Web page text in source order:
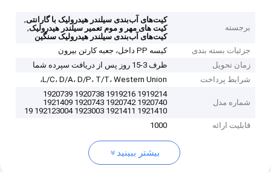
برجسته
کیت‌های آب‌بندی سیلندر هیدرولیک با گارانتی,
کیت های مهر و موم تعمیر سیلندر هیدرولیک,
کیت‌های آب‌بندی سیلندر هیدرولیک سنگین
جزئیات بسته بندی
کیسه PP داخل، جعبه کارتن بیرون
زمان تحویل
ظرف 3-15 روز پس از دریافت سپرده شما
شرایط پرداخت
L/C، D/A، D/P، T/T، Western Union،
شماره مدل
1919214 1919216 1920738 1920739
1920740 1920742 1920743 1921409
1921410 1921411 1923003 192123004 19
قابلیت ارائه
1000
بیشتر ببینید